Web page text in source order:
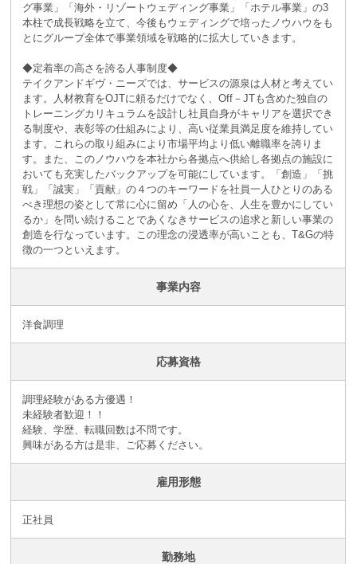
グ事業」「海外・リゾートウェディング事業」「ホテル事業」の3
本柱で成長戦略を立て、今後もウェディングで培ったノウハウをも
とにグループ全体で事業領域を戦略的に拡大していきます。
◆定着率の高さを誇る人事制度◆
テイクアンドギヴ・ニーズでは、サービスの源泉は人材と考えてい
ます。人材教育をOJTに頼るだけでなく、Off－JTも含めた独自の
トレーニングカリキュラムを設計し社員自身がキャリアを選択でき
る制度や、表彰等の仕組みにより、高い従業員満足度を維持してい
ます。これらの取り組みにより市場平均より低い離職率を誇りま
す。また、このノウハウを本社から各拠点へ供給し各拠点の施設に
おいても充実したバックアップを可能にしています。「創造」「挑
戦」「誠実」「貢献」の４つのキーワードを社員一人ひとりのある
べき理想の姿として常に心に留め「人の心を、人生を豊かにしてい
るか」を問い続けることであくなきサービスの追求と新しい事業の
創造を行なっています。この理念の浸透率が高いことも、T&Gの特
徴の一つといえます。
事業内容
洋食調理
応募資格
調理経験がある方優遇！
未経験者歓迎！！
経験、学歴、転職回数は不問です。
興味がある方は是非、ご応募ください。
雇用形態
正社員
勤務地